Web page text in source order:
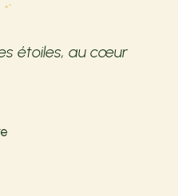
étoiles, au cœur